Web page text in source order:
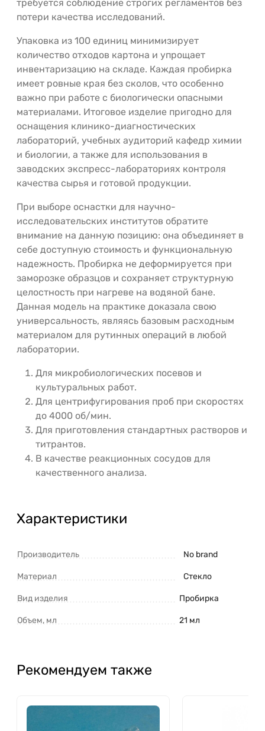
требуется соблюдение строгих регламентов без
потери качества исследований.
Упаковка из 100 единиц минимизирует
количество отходов картона и упрощает
инвентаризацию на складе. Каждая пробирка
имеет ровные края без сколов, что особенно
важно при работе с биологически опасными
материалами. Итоговое изделие пригодно для
оснащения клинико-диагностических
лабораторий, учебных аудиторий кафедр химии
и биологии, а также для использования в
заводских экспресс-лабораториях контроля
качества сырья и готовой продукции.
При выборе оснастки для научно-
исследовательских институтов обратите
внимание на данную позицию: она объединяет в
себе доступную стоимость и функциональную
надежность. Пробирка не деформируется при
заморозке образцов и сохраняет структурную
целостность при нагреве на водяной бане.
Данная модель на практике доказала свою
универсальность, являясь базовым расходным
материалом для рутинных операций в любой
лаборатории.
Для микробиологических посевов и
культуральных работ.
Для центрифугирования проб при скоростях
до 4000 об/мин.
Для приготовления стандартных растворов и
титрантов.
В качестве реакционных сосудов для
качественного анализа.
Характеристики
Производитель No brand
Материал Стекло
Вид изделия Пробирка
Объем, мл 21 мл
Рекомендуем также